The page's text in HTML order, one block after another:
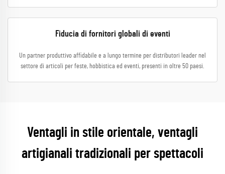
Fiducia di fornitori globali di eventi
Un partner produttivo affidabile e a lungo termine per distributori leader nel
settore di articoli per feste, hobbistica ed eventi, presenti in oltre 50 paesi.
Ventagli in stile orientale, ventagli
artigianali tradizionali per spettacoli